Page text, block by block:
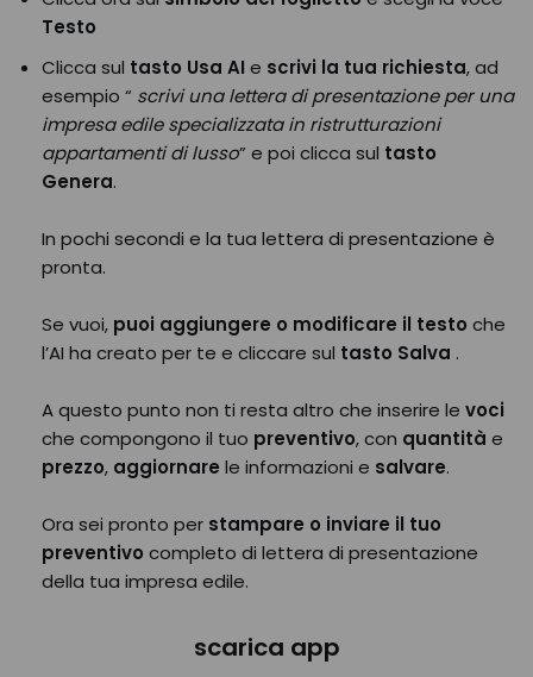
Testo
Clicca sul tasto Usa AI e scrivi la tua richiesta, ad
esempio “ scrivi una lettera di presentazione per una
impresa edile specializzata in ristrutturazioni
appartamenti di lusso” e poi clicca sul tasto
Genera.
In pochi secondi e la tua lettera di presentazione è
pronta.
Se vuoi, puoi aggiungere o modificare il testo che
l’AI ha creato per te e cliccare sul tasto Salva .
A questo punto non ti resta altro che inserire le voci
che compongono il tuo preventivo, con quantità e
prezzo, aggiornare le informazioni e salvare.
Ora sei pronto per stampare o inviare il tuo
preventivo completo di lettera di presentazione
della tua impresa edile.
scarica app